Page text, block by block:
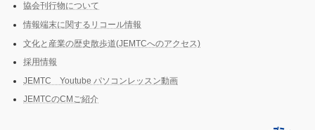
協会刊行物について
情報端末に関するリコール情報
文化と産業の歴史散歩道(JEMTCへのアクセス)
採用情報
JEMTC Youtube パソコンレッスン動画
JEMTCのCMご紹介